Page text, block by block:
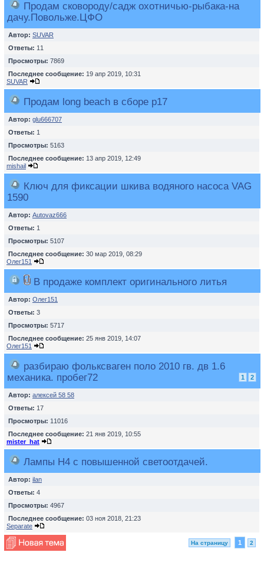
Продам сковороду/садж охотничью-рыбака-на
дачу.Повольже.ЦФО
Автор: SUVAR
Ответы: 11
Просмотры: 7869
Последнее сообщение: 19 апр 2019, 10:31
SUVAR
Продам long beach в сборе р17
Автор: glu666707
Ответы: 1
Просмотры: 5163
Последнее сообщение: 13 апр 2019, 12:49
mishail
Ключ для фиксации шкива водяного насоса VAG
1590
Автор: Autovaz666
Ответы: 1
Просмотры: 5107
Последнее сообщение: 30 мар 2019, 08:29
Олег151
В продаже комплект оригинального литья
Автор: Олег151
Ответы: 3
Просмотры: 5717
Последнее сообщение: 25 янв 2019, 14:07
Олег151
разбираю фольксваген поло 2010 гв. дв 1.6
механика. пробег72
1 2
Автор: алексей 58 58
Ответы: 17
Просмотры: 11016
Последнее сообщение: 21 янв 2019, 10:55
mister_hat
Лампы H4 с повышенной светоотдачей.
Автор: ilan
Ответы: 4
Просмотры: 4967
Последнее сообщение: 03 ноя 2018, 21:23
Separate
На страницу 1 2